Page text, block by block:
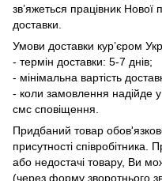
зв’яжеться працівник
доставки.
Умови доставки кур’єром
- термін доставки: 5-7 днів;
- мінімальна вартість
- коли замовлення надійде
смс сповіщення.
Придбаний товар
присутності
або недостачі товару, Ви
(через форму зворотнього